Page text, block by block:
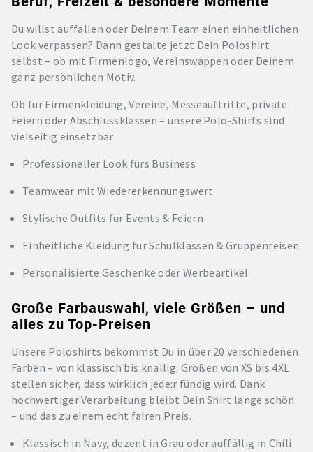
Du willst auffallen oder Deinem Team einen einheitlichen
Look verpassen? Dann gestalte jetzt Dein Poloshirt
selbst – ob mit Firmenlogo, Vereinswappen oder Deinem
ganz persönlichen Motiv.
Ob für Firmenkleidung, Vereine, Messeauftritte, private
Feiern oder Abschlussklassen – unsere Polo-Shirts sind
vielseitig einsetzbar:
Professioneller Look fürs Business
Teamwear mit Wiedererkennungswert
Stylische Outfits für Events & Feiern
Einheitliche Kleidung für Schulklassen & Gruppenreisen
Personalisierte Geschenke oder Werbeartikel
Große Farbauswahl, viele Größen – und
alles zu Top-Preisen
Unsere Poloshirts bekommst Du in über 20 verschiedenen
Farben – von klassisch bis knallig. Größen von XS bis 4XL
stellen sicher, dass wirklich jede:r fündig wird. Dank
hochwertiger Verarbeitung bleibt Dein Shirt lange schön
– und das zu einem echt fairen Preis.
Klassisch in Navy, dezent in Grau oder auffällig in Chili